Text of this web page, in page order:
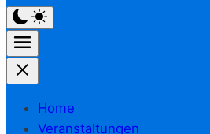
Home
Veranstaltungen